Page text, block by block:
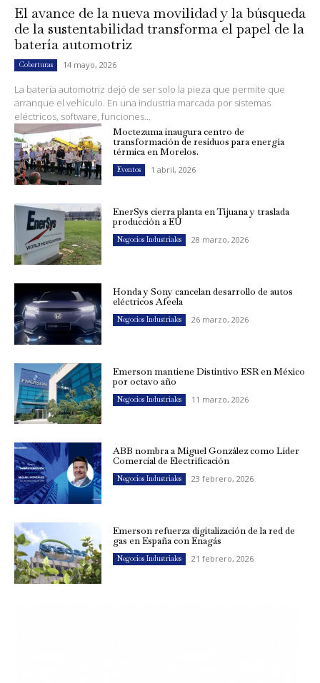
El avance de la nueva movilidad y la búsqueda
de la sustentabilidad transforma el papel de la
batería automotriz
Coberturas 14 mayo, 2026
La batería automotriz dejó de ser solo la pieza que permite que
arranque el vehículo. En una industria marcada por sistemas
eléctricos, software, funciones...
Moctezuma inaugura centro de
transformación de residuos para energía
térmica en Morelos.
Eventos 1 abril, 2026
EnerSys cierra planta en Tijuana y traslada
producción a EU
Negocios Industriales 28 marzo, 2026
Honda y Sony cancelan desarrollo de autos
eléctricos Afeela
Negocios Industriales 26 marzo, 2026
Emerson mantiene Distintivo ESR en México
por octavo año
Negocios Industriales 11 marzo, 2026
ABB nombra a Miguel González como Líder
Comercial de Electrificación
Negocios Industriales 23 febrero, 2026
Emerson refuerza digitalización de la red de
gas en España con Enagás
Negocios Industriales 21 febrero, 2026